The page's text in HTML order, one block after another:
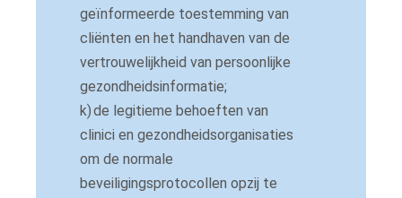
geïnformeerde toestemming van
cliënten en het handhaven van de
vertrouwelijkheid van persoonlijke
gezondheidsinformatie;
k)de legitieme behoeften van
clinici en gezondheidsorganisaties
om de normale
beveiligingsprotocollen opzij te